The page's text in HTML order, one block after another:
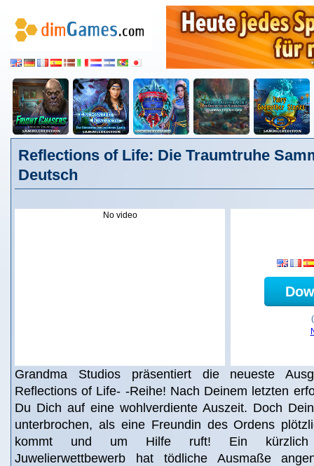
Reflections of Life: Die Traumtruhe
Deutsch
No video
Grandma Studios präsentiert die neueste
Reflections of Life- -Reihe! Nach Deinem letzten
Du Dich auf eine wohlverdiente Auszeit. Doch
unterbrochen, als eine Freundin des Ordens
kommt und um Hilfe ruft! Ein kürzlich
Juwelierwettbewerb hat tödliche Ausmaße